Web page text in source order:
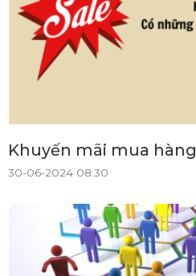
Khuyến mãi mua hàng
30-06-2024 08:30